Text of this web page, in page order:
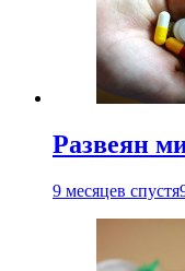
Развеян
9 месяцев спустя